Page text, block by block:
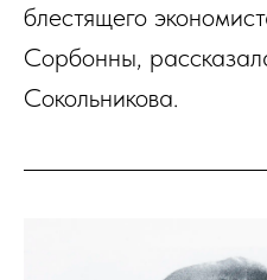
блестящего
Сорбонны,
Сокольникова.